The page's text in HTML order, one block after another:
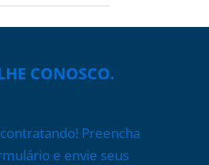
CONOSCO.
Preencha
e envie seus